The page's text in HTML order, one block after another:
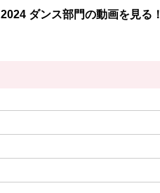
2024 ダンス部門の動画を見る！